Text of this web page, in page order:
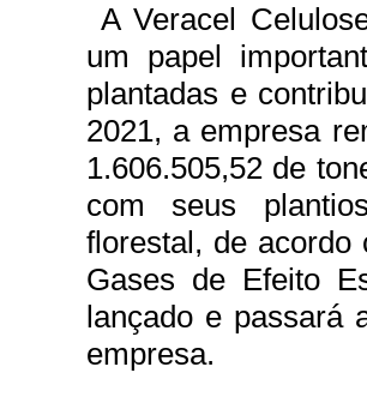
A Veracel
um papel
plantadas e
2021, a empresa
1.606.505,52 de
com seus
florestal, de acordo
Gases de Efeito
lançado e passará
empresa.